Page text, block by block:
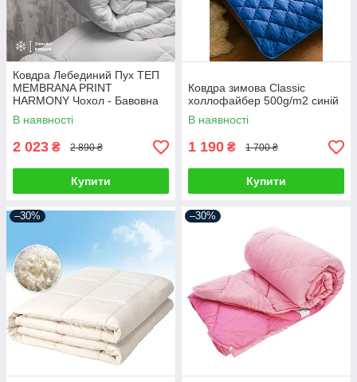
Ковдра Лебединий Пух ТЕП
MEMBRANA PRINT
HARMONY Чохол - Бавовна
(400 г/м2)
В наявності
2 023 ₴ 2 890 ₴
Купити
Ковдра зимова Classic
холлофайбер 500g/m2 синій
В наявності
1 190 ₴ 1 700 ₴
Купити
–30% –30%